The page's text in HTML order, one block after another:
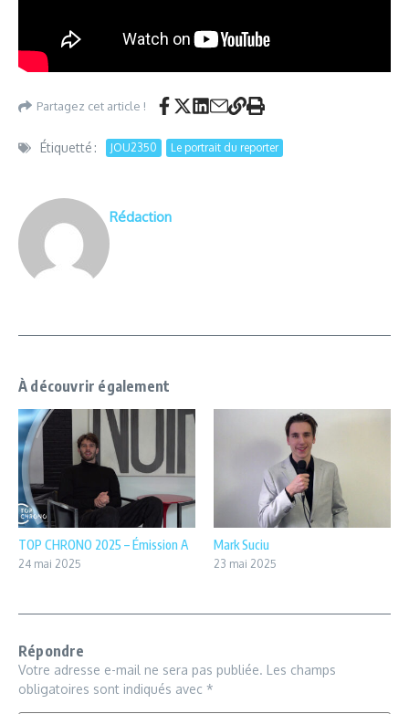
Partagez cet article !
Étiquetté : JOU2350 Le portrait du reporter
Rédaction
À découvrir également
TOP CHRONO 2025 – Émission A
24 mai 2025
Mark Suciu
23 mai 2025
Répondre
Votre adresse e-mail ne sera pas publiée. Les champs
obligatoires sont indiqués avec *